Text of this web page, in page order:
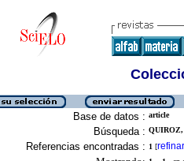
Base de datos : article
Búsqueda :
Referencias encontradas : 1 [refinar